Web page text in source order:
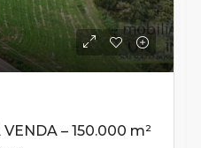
– 150.000 m²